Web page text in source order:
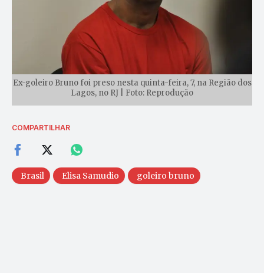
Ex-goleiro Bruno foi preso nesta quinta-feira, 7, na Região dos
Lagos, no RJ | Foto: Reprodução
COMPARTILHAR
Brasil Elisa Samudio goleiro bruno